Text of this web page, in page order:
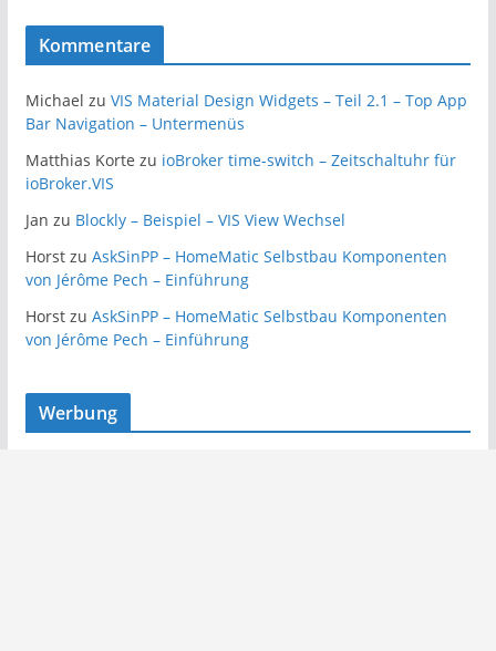
Kommentare
Michael zu VIS Material Design Widgets – Teil 2.1 – Top App
Bar Navigation – Untermenüs
Matthias Korte zu ioBroker time-switch – Zeitschaltuhr für
ioBroker.VIS
Jan zu Blockly – Beispiel – VIS View Wechsel
Horstzu AskSinPP – HomeMatic Selbstbau Komponenten
von Jérôme Pech – Einführung
Horstzu AskSinPP – HomeMatic Selbstbau Komponenten
von Jérôme Pech – Einführung
Werbung